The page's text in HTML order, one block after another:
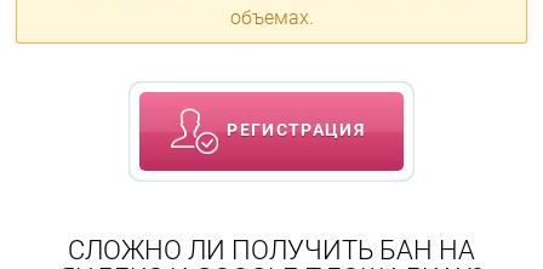
объемах.
РЕГИСТРАЦИЯ
СЛОЖНО ЛИ ПОЛУЧИТЬ БАН НА